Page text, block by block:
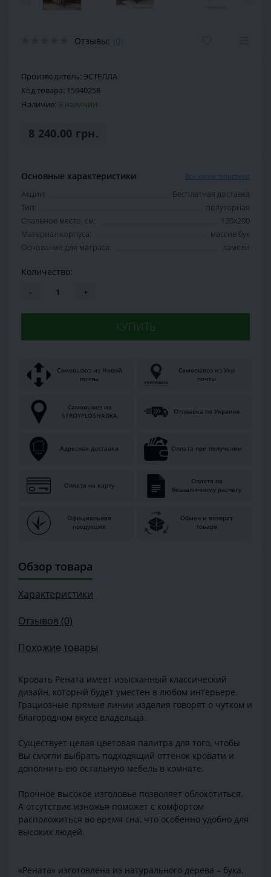
Отзывы: (0)
Производитель: ЭСТЕЛЛА
Код товара: 15940258
Наличие: В наличии
8 240.00 грн.
Основные характеристики Все характеристики
Акции:
Бесплатная доставка
Тип:
полуторная
Спальное место, см:
120х200
Материал корпуса:
массив бук
Основание для матраса:
ламели
Количество:
- +
КУПИТЬ
Самовывоз из Новой
почты
Самовывоз из Укр
почты
Самовывоз из
STROYPLOSHADKA
Отправка по Украине
Адресная доставка Оплата при получении
Оплата на карту
Оплата по
безналичному расчету
Официальная
продукция
Обмен и возврат
товара
Обзор товара
Характеристики
Отзывов (0)
Похожие товары
Кровать Рената имеет изысканный классический
дизайн, который будет уместен в любом интерьере.
Грациозные прямые линии изделия говорят о чутком и
благородном вкусе владельца.
Существует целая цветовая палитра для того, чтобы
Вы смогли выбрать подходящий оттенок кровати и
дополнить ею остальную мебель в комнате.
Прочное высокое изголовье позволяет облокотиться.
А отсутствие изножья поможет с комфортом
расположиться во время сна, что особенно удобно для
высоких людей.
«Рената» изготовлена из натурального дерева – бука.